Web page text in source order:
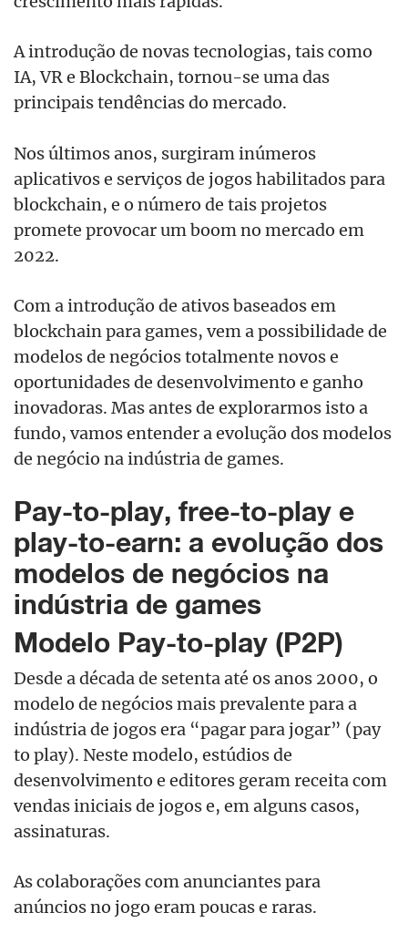
A introdução de novas tecnologias, tais como
IA, VR e Blockchain, tornou-se uma das
principais tendências do mercado.
Nos últimos anos, surgiram inúmeros
aplicativos e serviços de jogos habilitados para
blockchain, e o número de tais projetos
promete provocar um boom no mercado em
2022.
Com a introdução de ativos baseados em
blockchain para games, vem a possibilidade de
modelos de negócios totalmente novos e
oportunidades de desenvolvimento e ganho
inovadoras. Mas antes de explorarmos isto a
fundo, vamos entender a evolução dos modelos
de negócio na indústria de games.
Pay-to-play, free-to-play e
play-to-earn: a evolução dos
modelos de negócios na
indústria de games
Modelo Pay-to-play (P2P)
Desde a década de setenta até os anos 2000, o
modelo de negócios mais prevalente para a
indústria de jogos era “pagar para jogar” (pay
to play). Neste modelo, estúdios de
desenvolvimento e editores geram receita com
vendas iniciais de jogos e, em alguns casos,
assinaturas.
As colaborações com anunciantes para
anúncios no jogo eram poucas e raras.